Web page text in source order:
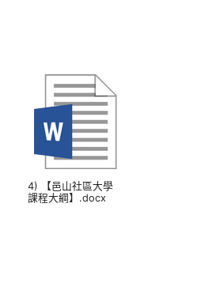
4) 【邑山社區大學
課程大綱】.docx